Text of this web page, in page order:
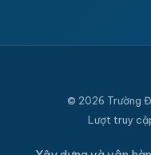
© 2026 Trường
Lượt truy